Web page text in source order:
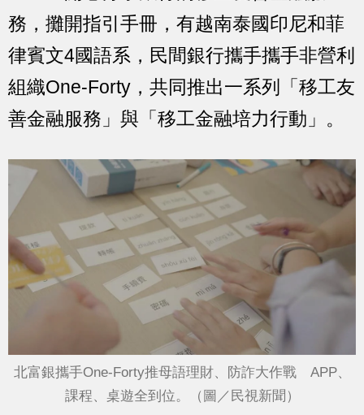
務，攤開指引手冊，有越南泰國印尼和菲
律賓文4國語系，民間銀行攜手攜手非營利
組織One-Forty，共同推出一系列「移工友
善金融服務」與「移工金融培力行動」。
北富銀攜手One-Forty推母語理財、防詐大作戰 APP、
課程、桌遊全到位。（圖／民視新聞）